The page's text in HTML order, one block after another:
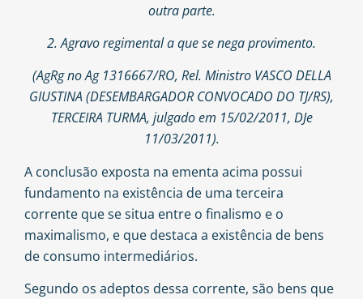
outra parte.
2. Agravo regimental a que se nega provimento.
(AgRg no Ag 1316667/RO, Rel. Ministro VASCO DELLA
GIUSTINA (DESEMBARGADOR CONVOCADO DO TJ/RS),
TERCEIRA TURMA, julgado em 15/02/2011, DJe
11/03/2011).
A conclusão exposta na ementa acima possui
fundamento na existência de uma terceira
corrente que se situa entre o finalismo e o
maximalismo, e que destaca a existência de bens
de consumo intermediários.
Segundo os adeptos dessa corrente, são bens que